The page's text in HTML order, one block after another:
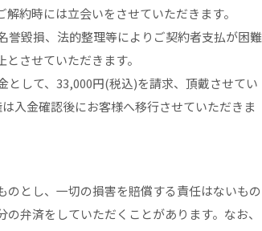
約時には立会いをさせていただきます。
毀損、法的整理等によりご契約者支払が困難
させていただきます。
して、33,000円(税込)を請求、頂戴させてい
入金確認後にお客様へ移行させていただきま
とし、一切の損害を賠償する責任はないもの
弁済をしていただくことがあります。なお、